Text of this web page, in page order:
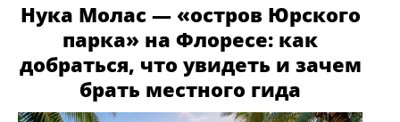
Нука Молас — «остров Юрского
парка» на Флоресе: как
добраться, что увидеть и зачем
брать местного гида